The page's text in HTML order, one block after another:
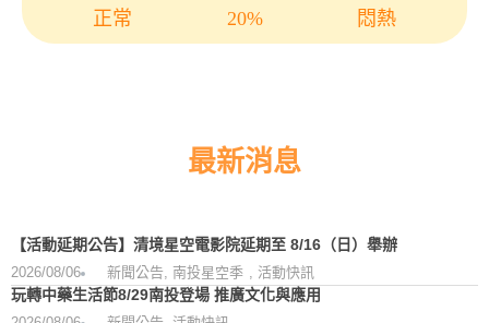
正常 20% 悶熱
最新消息
【活動延期公告】清境星空電影院延期至 8/16（日）舉辦
2026/08/06 新聞公告, 南投星空季 , 活動快訊
玩轉中藥生活節8/29南投登場 推廣文化與應用